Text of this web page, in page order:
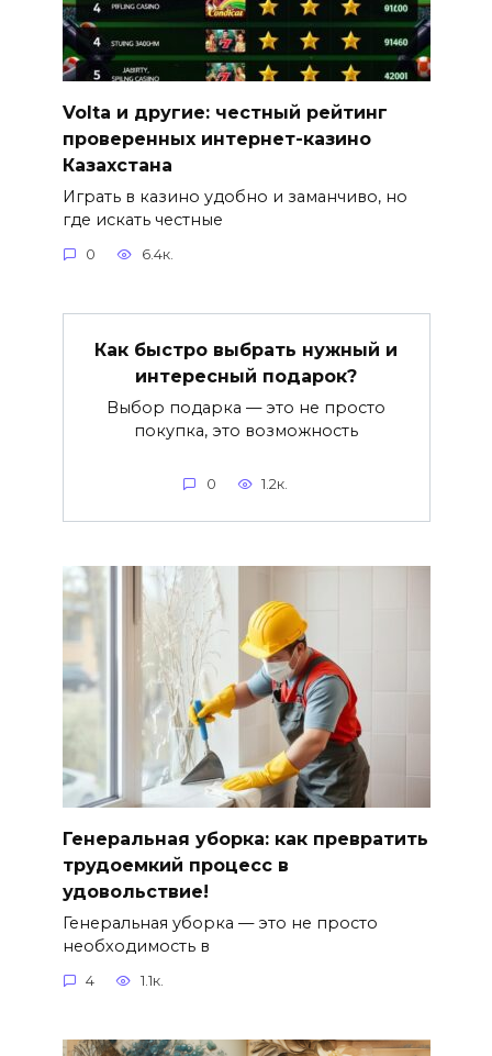
Volta и другие: честный рейтинг
проверенных интернет-казино
Казахстана
Играть в казино удобно и заманчиво, но
где искать честные
0 6.4к.
Как быстро выбрать нужный и
интересный подарок?
Выбор подарка — это не просто
покупка, это возможность
0 1.2к.
Генеральная уборка: как превратить
трудоемкий процесс в
удовольствие!
Генеральная уборка — это не просто
необходимость в
4 1.1к.